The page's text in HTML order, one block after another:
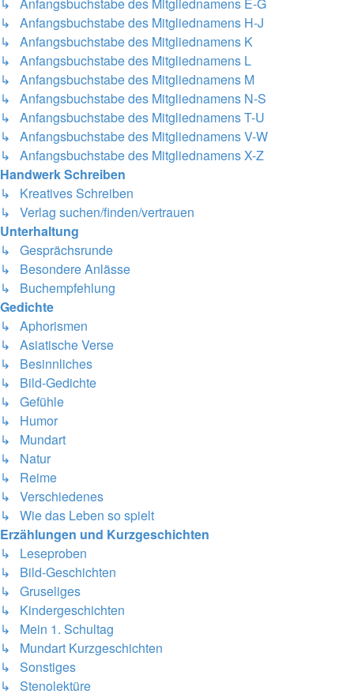
↳ Anfangsbuchstabe des Mitgliednamens H-J
↳ Anfangsbuchstabe des Mitgliednamens K
↳ Anfangsbuchstabe des Mitgliednamens L
↳ Anfangsbuchstabe des Mitgliednamens M
↳ Anfangsbuchstabe des Mitgliednamens N-S
↳ Anfangsbuchstabe des Mitgliednamens T-U
↳ Anfangsbuchstabe des Mitgliednamens V-W
↳ Anfangsbuchstabe des Mitgliednamens X-Z
Handwerk Schreiben
↳ Kreatives Schreiben
↳ Verlag suchen/finden/vertrauen
Unterhaltung
↳ Gesprächsrunde
↳ Besondere Anlässe
↳ Buchempfehlung
Gedichte
↳ Aphorismen
↳ Asiatische Verse
↳ Besinnliches
↳ Bild-Gedichte
↳ Gefühle
↳ Humor
↳ Mundart
↳ Natur
↳ Reime
↳ Verschiedenes
↳ Wie das Leben so spielt
Erzählungen und Kurzgeschichten
↳ Leseproben
↳ Bild-Geschichten
↳ Gruseliges
↳ Kindergeschichten
↳ Mein 1. Schultag
↳ Mundart Kurzgeschichten
↳ Sonstiges
↳ Stenolektüre